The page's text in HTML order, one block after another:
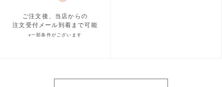
ご注文後、当店からの
注文受付メール到着まで可能
※一部条件がございます